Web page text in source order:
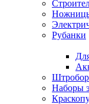
Рубанки
Наборы